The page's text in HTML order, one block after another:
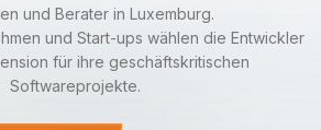
und Berater in Luxemburg.
und Start-ups wählen die Entwickler
für ihre geschäftskritischen
Softwareprojekte.